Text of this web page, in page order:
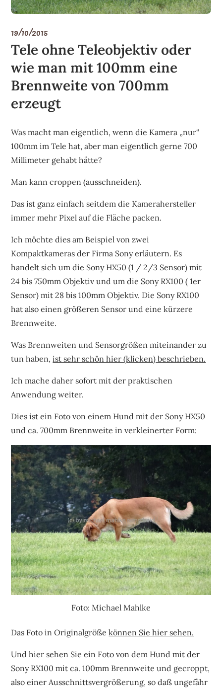
19/10/2015
Tele ohne Teleobjektiv oder
wie man mit 100mm eine
Brennweite von 700mm
erzeugt
Was macht man eigentlich, wenn die Kamera „nur“
100mm im Tele hat, aber man eigentlich gerne 700
Millimeter gehabt hätte?
Man kann croppen (ausschneiden).
Das ist ganz einfach seitdem die Kamerahersteller
immer mehr Pixel auf die Fläche packen.
Ich möchte dies am Beispiel von zwei
Kompaktkameras der Firma Sony erläutern. Es
handelt sich um die Sony HX50 (1 / 2/3 Sensor) mit
24 bis 750mm Objektiv und um die Sony RX100 ( 1er
Sensor) mit 28 bis 100mm Objektiv. Die Sony RX100
hat also einen größeren Sensor und eine kürzere
Brennweite.
Was Brennweiten und Sensorgrößen miteinander zu
tun haben,ist sehr schön hier (klicken) beschrieben.
Ich mache daher sofort mit der praktischen
Anwendung weiter.
Dies ist ein Foto von einem Hund mit der Sony HX50
und ca. 700mm Brennweite in verkleinerter Form:
Foto: Michael Mahlke
Das Foto in Originalgrößekönnen Sie hier sehen.
Und hier sehen Sie ein Foto von dem Hund mit der
Sony RX100 mit ca. 100mm Brennweite und gecroppt,
also einer Ausschnittsvergrößerung, so daß ungefähr